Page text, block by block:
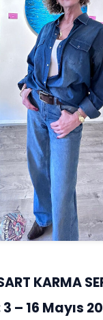
KARMA
– 16 Mayıs